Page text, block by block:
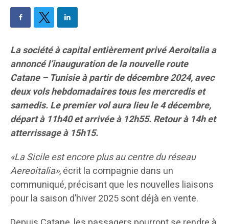
La société à capital entièrement privé Aeroitalia a
annoncé l’inauguration de la nouvelle route
Catane – Tunisie à partir de décembre 2024, avec
deux vols hebdomadaires tous les mercredis et
samedis. Le premier vol aura lieu le 4 décembre,
départ à 11h40 et arrivée à 12h55. Retour à 14h et
atterrissage à 15h15.
«La Sicile est encore plus au centre du réseau
Aereoitalia», écrit la compagnie dans un
communiqué, précisant que les nouvelles liaisons
pour la saison d’hiver 2025 sont déjà en vente.